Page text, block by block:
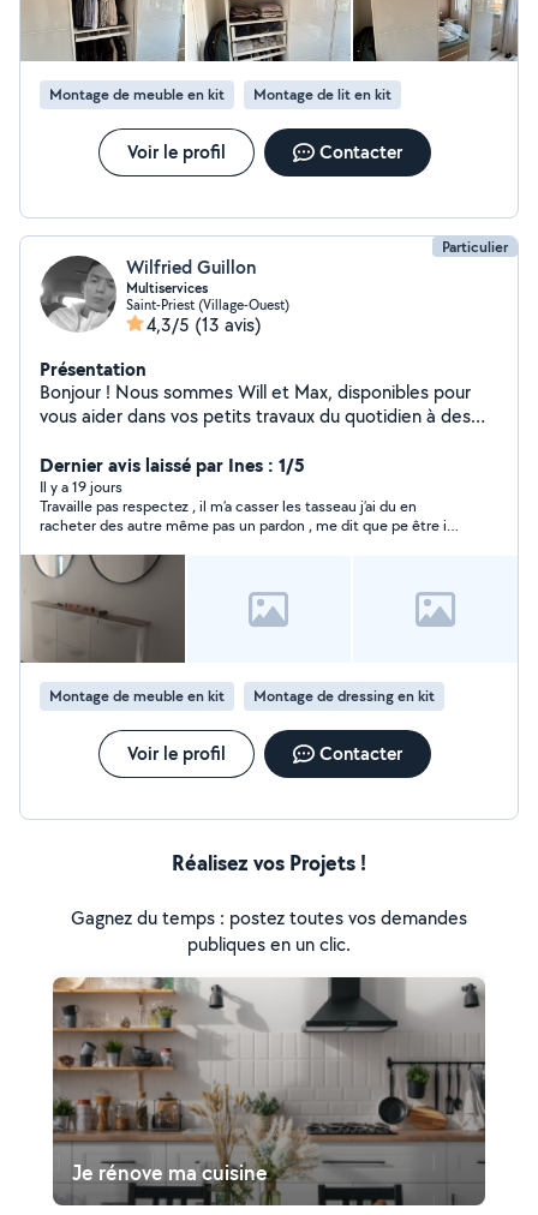
Montage de meuble en kit Montage de lit en kit
Voir le profil Contacter
Particulier
Wilfried Guillon
Multiservices
Saint-Priest (Village-Ouest)
4,3/5 (13 avis)
Présentation
Bonjour ! Nous sommes Will et Max, disponibles pour
vous aider dans vos petits travaux du quotidien à des
carrossage, remplacement de pièce, jardinage, placo,
peinture, montage/démontage et installation de
meubles, jeux et jouets, manutention et divers travaux.
Max : montage/démontage et installation de meubles,
jeux et jouets, réparation de vélos, pose de plans de
travail, petite mécanique automobile, jardinage,
manutention et divers travaux. Sérieux, motivés et
soigneux, nous mettons nos compétences à votre
service pour vous aider dans vos projets. N'hésitez pas à
nous contacter pour échanger sur vos besoins. À
bientôt, Will & Max
Dernier avis laissé par Ines : 1/5
Il y a 19 jours
Travaille pas respectez , il m’a casser les tasseau j’ai du en
racheter des autre même pas un pardon , me dit que pe être il
professionnalisme, vraiment déçue ne faite pas appel à lui .
Travaille de merde
Montage de meuble en kit Montage de dressing en kit
Voir le profil Contacter
Réalisez vos Projets !
Gagnez du temps : postez toutes vos demandes
publiques en un clic.
Je rénove ma cuisine